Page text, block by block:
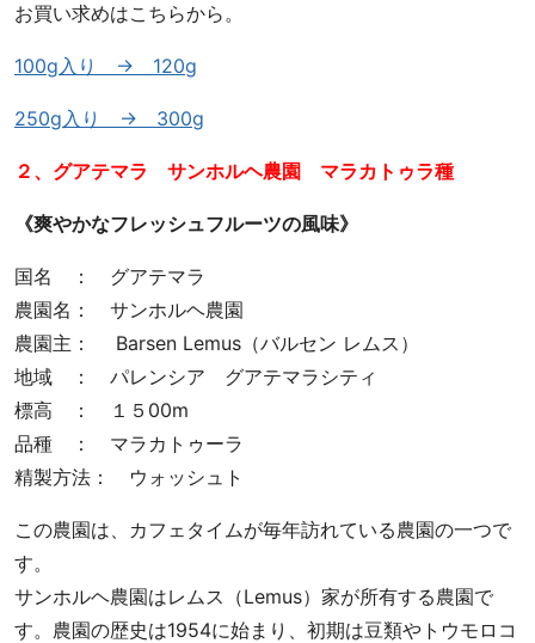
お買い求めはこちらから。
100g入り → 120g
250g入り → 300g
２、グアテマラ サンホルヘ農園 マラカトゥラ種
《爽やかなフレッシュフルーツの風味》
国名 ： グアテマラ
農園名： サンホルヘ農園
農園主： Barsen Lemus（バルセン レムス）
地域 ： パレンシア グアテマラシティ
標高 ： １５00m
品種 ： マラカトゥーラ
精製方法： ウォッシュト
この農園は、カフェタイムが毎年訪れている農園の一つで
す。
サンホルヘ農園はレムス（Lemus）家が所有する農園で
す。農園の歴史は1954に始まり、初期は豆類やトウモロコ